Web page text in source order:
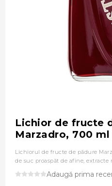
Lichior de fructe
Marzadro, 700 ml
Lichiorul de fructe de pădure
de suc proaspăt de afine, extracte
Adaugă prima